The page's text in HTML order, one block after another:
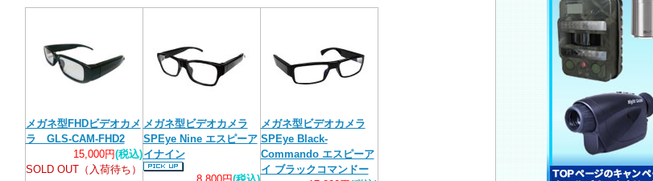
メガネ型FHDビデオカメ
ラ GLS-CAM-FHD2
15,000円(税込)
SOLD OUT（入荷待ち）
メガネ型ビデオカメラ
SPEye Nine エスピーア
イナイン
メガネ型ビデオカメラ
SPEye Black-
Commando エスピーア
イ ブラックコマンドー